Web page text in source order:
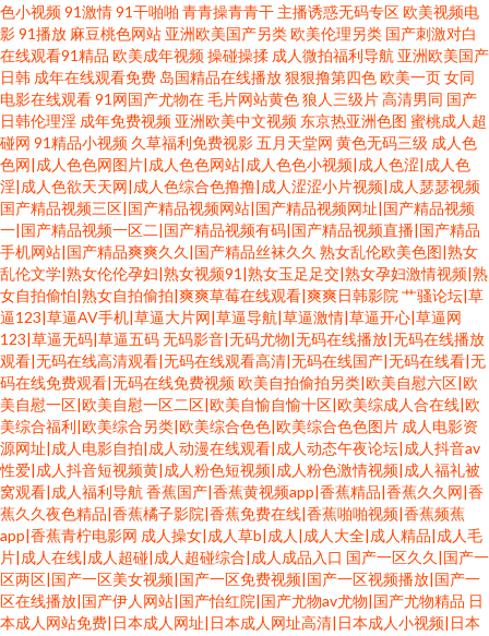
色小视频91激情91干啪啪 青青操青青干 主播诱惑无码专区欧美视频电
影91播放 麻豆桃色网站 亚洲欧美国产另类欧美伦理另类 国产刺激对白
在线观看91精品 欧美成年视频操碰操揉 成人微拍福利导航 亚洲欧美国产
日韩 成年在线观看免费 岛国精品在线播放狠狠撸第四色欧美一页女同
电影在线观看91网国产尤物在毛片网站黄色狼人三级片高清男同 国产
日韩伦理淫 成年免费视频 亚洲欧美中文视频 东京热亚洲色图 蜜桃成人超
碰网 91精品小视频 久草福利免费视影五月天堂网 黄色无码三级 成人色
色网|成人色色网图片|成人色色网站|成人色色小视频|成人色涩|成人色
淫|成人色欲天天网|成人色综合色撸撸|成人涩涩小片视频|成人瑟瑟视频
国产精品视频三区|国产精品视频网站|国产精品视频网址|国产精品视频
一|国产精品视频一区二|国产精品视频有码|国产精品视频直播|国产精品
手机网站|国产精品爽爽久久|国产精品丝袜久久 熟女乱伦欧美色图|熟女
乱伦文学|熟女伦伦孕妇|熟女视频91|熟女玉足足交|熟女孕妇激情视频|熟
女自拍偷怕|熟女自拍偷拍|爽爽草莓在线观看|爽爽日韩影院 艹骚论坛|草
逼123|草逼AV手机|草逼大片网|草逼导航|草逼激情|草逼开心|草逼网
123|草逼无码|草逼五码无码影音|无码尤物|无码在线播放|无码在线播放
观看|无码在线高清观看|无码在线观看高清|无码在线国产|无码在线看|无
码在线免费观看|无码在线免费视频欧美自拍偷拍另类|欧美自慰六区|欧
美自慰一区|欧美自慰一区二区|欧美自愉自愉十区|欧美综成人合在线|欧
美综合福利|欧美综合另类|欧美综合色色|欧美综合色色图片 成人电影资
源网址|成人电影自拍|成人动漫在线观看|成人动态午夜论坛|成人抖音av
性爱|成人抖音短视频黄|成人粉色短视频|成人粉色激情视频|成人福礼被
窝观看|成人福利导航 香蕉国产|香蕉黄视频app|香蕉精品|香蕉久久网|香
蕉久久夜色精品|香蕉橘子影院|香蕉免费在线|香蕉啪啪视频|香蕉频蕉
app|香蕉青柠电影网 成人操女|成人草b|成人|成人大全|成人精品|成人毛
片|成人在线|成人超碰|成人超碰综合|成人成品入口 国产一区久久|国产一
区两区|国产一区美女视频|国产一区免费视频|国产一区视频播放|国产一
区在线播放|国产伊人网站|国产怡红院|国产尤物av尤物|国产尤物精品 日
本成人网站免费|日本成人网址|日本成人网址高清|日本成人小视频|日本